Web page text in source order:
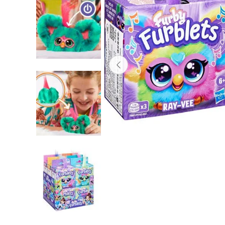
Lanzadores
Muñecas
Construcción
Peluches
Vehículos y Pistas